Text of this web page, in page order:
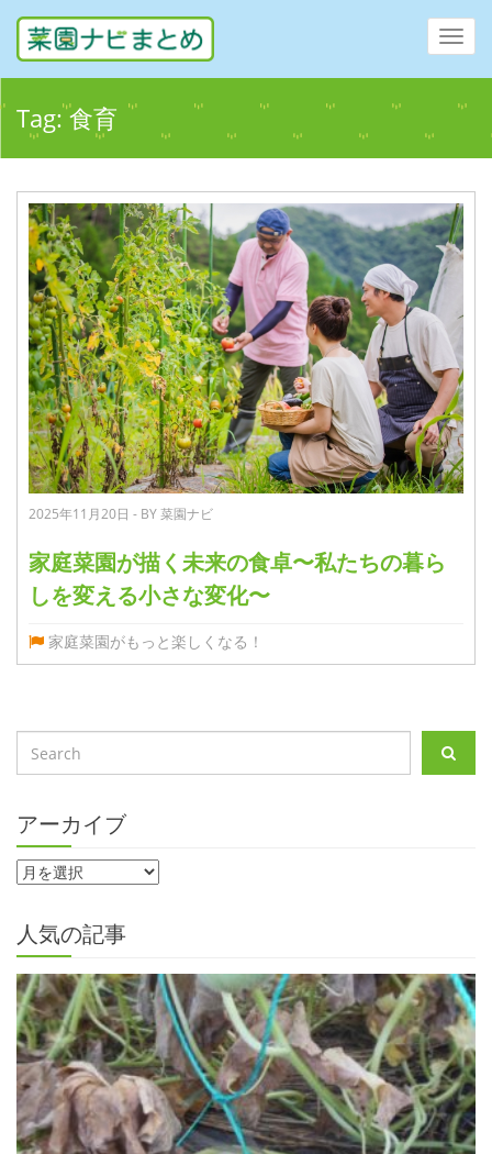
Tag:食育
2025年11月20日 - BY 菜園ナビ
家庭菜園が描く未来の食卓〜私たちの暮ら
しを変える小さな変化〜
家庭菜園がもっと楽しくなる！
アーカイブ
人気の記事